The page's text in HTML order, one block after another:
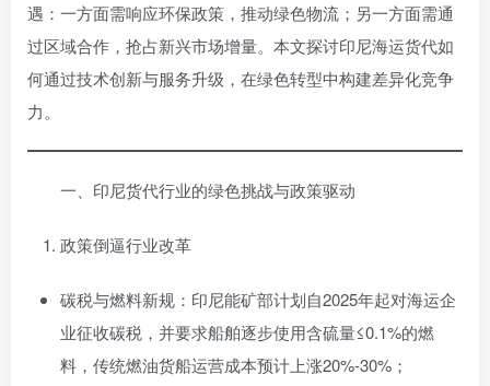
遇：一方面需响应环保政策，推动绿色物流；另一方面需通
过区域合作，抢占新兴市场增量。本文探讨印尼海运货代如
何通过技术创新与服务升级，在绿色转型中构建差异化竞争
力。
一、印尼货代行业的绿色挑战与政策驱动
政策倒逼行业改革
碳税与燃料新规：印尼能矿部计划自2025年起对海运企
业征收碳税，并要求船舶逐步使用含硫量≤0.1%的燃
料，传统燃油货船运营成本预计上涨20%-30%；